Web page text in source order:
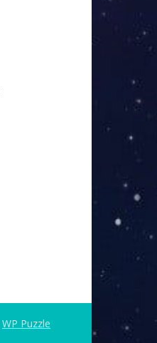
WP Puzzle